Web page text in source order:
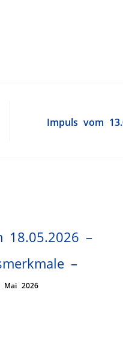
Impuls vom
18.05.2026 –
–
Mai 2026